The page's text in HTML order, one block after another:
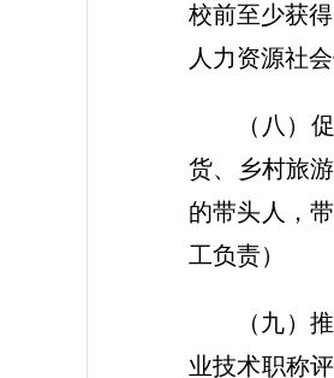
校前至少获
人力资源社
（八）
货、乡村旅
的带头人，
工负责）
（九）
业技术职称